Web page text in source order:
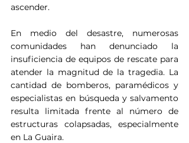
ascender.
En medio del desastre, numerosas
comunidades han denunciado la
insuficiencia de equipos de rescate para
atender la magnitud de la tragedia. La
cantidad de bomberos, paramédicos y
especialistas en búsqueda y salvamento
resulta limitada frente al número de
estructuras colapsadas, especialmente
en La Guaira.